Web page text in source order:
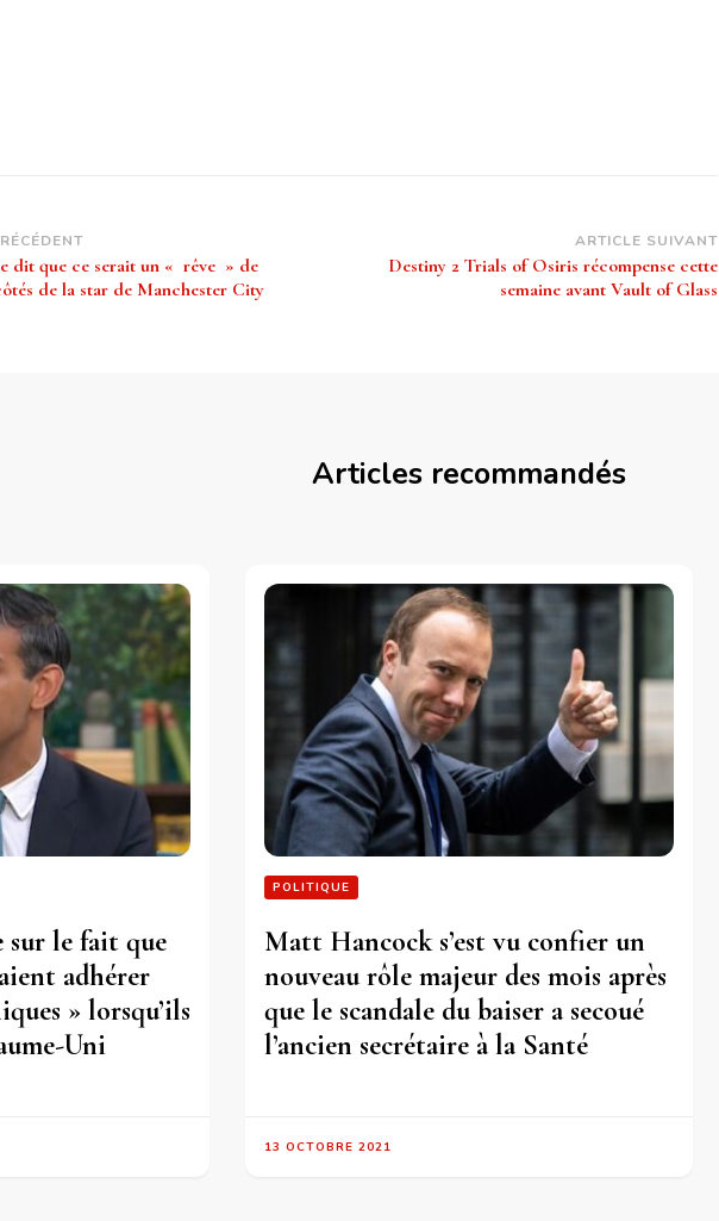
dit que ce serait un « rêve » de
de la star de Manchester City
ARTICLE SUIVANT
Destiny 2 Trials of Osiris récompense cette
semaine avant Vault of Glass
Articles recommandés
sur le fait que
adhérer
» lorsqu’ils
Uni
POLITIQUE
Matt Hancock s’est vu confier un
nouveau rôle majeur des mois après
que le scandale du baiser a secoué
l’ancien secrétaire à la Santé
13 OCTOBRE 2021